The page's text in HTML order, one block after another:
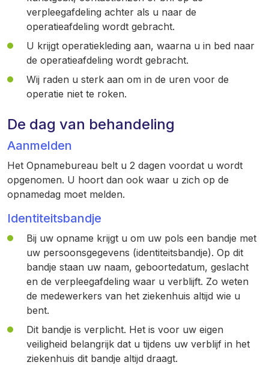
verpleegafdeling achter als u naar de
operatieafdeling wordt gebracht.
U krijgt operatiekleding aan, waarna u in bed naar
de operatieafdeling wordt gebracht.
Wij raden u sterk aan om in de uren voor de
operatie niet te roken.
De dag van behandeling
Aanmelden
Het Opnamebureau belt u 2 dagen voordat u wordt
opgenomen. U hoort dan ook waar u zich op de
opnamedag moet melden.
Identiteitsbandje
Bij uw opname krijgt u om uw pols een bandje met
uw persoonsgegevens (identiteitsbandje). Op dit
bandje staan uw naam, geboortedatum, geslacht
en de verpleegafdeling waar u verblijft. Zo weten
de medewerkers van het ziekenhuis altijd wie u
bent.
Dit bandje is verplicht. Het is voor uw eigen
veiligheid belangrijk dat u tijdens uw verblijf in het
ziekenhuis dit bandje altijd draagt.